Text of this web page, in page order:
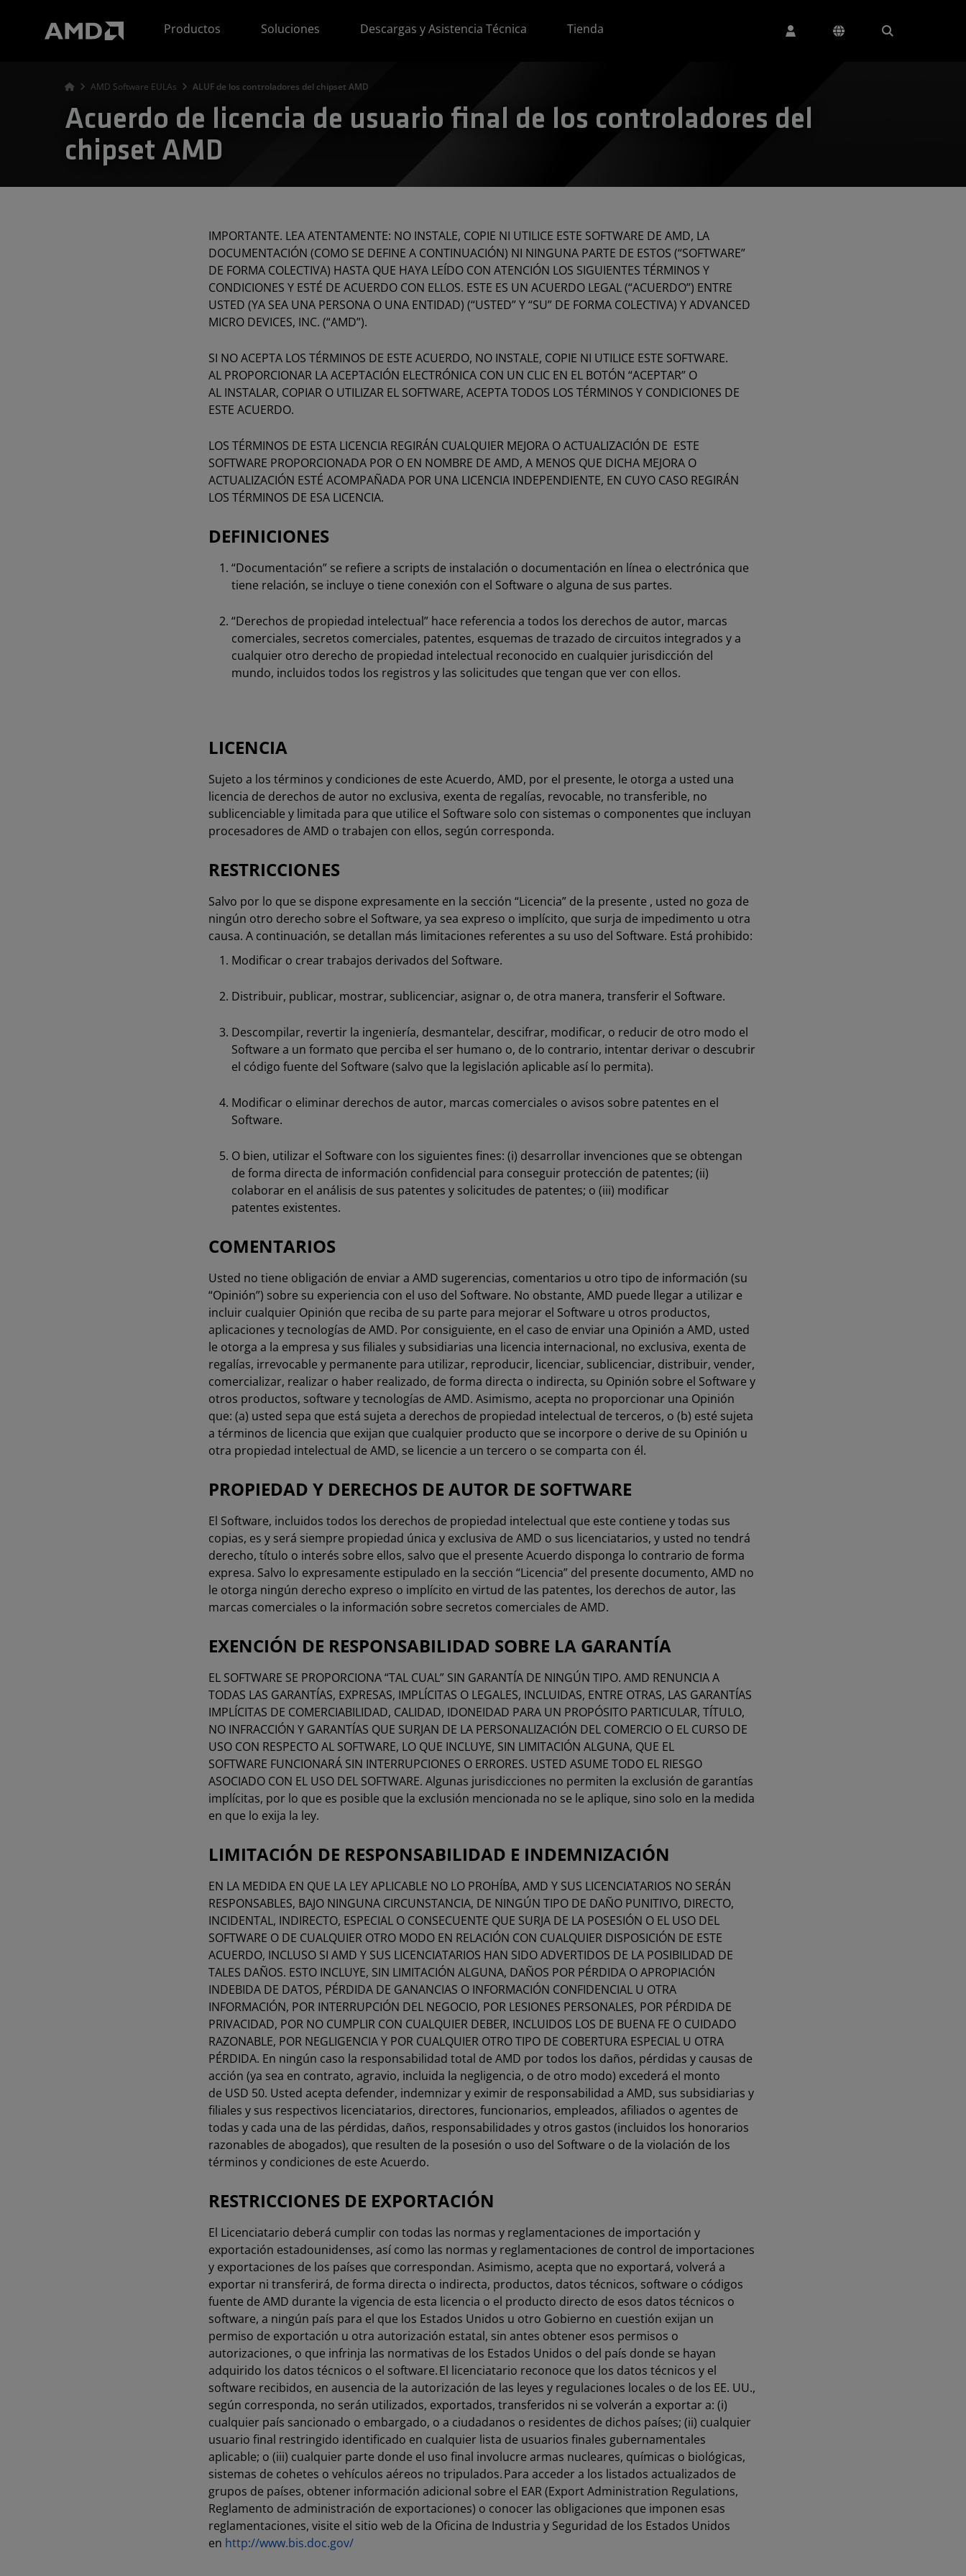
Productos
Soluciones Descargas y Asistencia Técnica Tienda
AMD Software EULAs ALUF de los controladores del chipset AMD
Acuerdo de licencia de usuario final de los controladores del
chipset AMD
IMPORTANTE. LEA ATENTAMENTE: NO INSTALE, COPIE NI UTILICE ESTE SOFTWARE DE AMD, LA
DOCUMENTACIÓN (COMO SE DEFINE A CONTINUACIÓN) NI NINGUNA PARTE DE ESTOS (“SOFTWARE”
DE FORMA COLECTIVA) HASTA QUE HAYA LEÍDO CON ATENCIÓN LOS SIGUIENTES TÉRMINOS Y
CONDICIONES Y ESTÉ DE ACUERDO CON ELLOS. ESTE ES UN ACUERDO LEGAL (“ACUERDO”) ENTRE
USTED (YA SEA UNA PERSONA O UNA ENTIDAD) (“USTED” Y “SU” DE FORMA COLECTIVA) Y ADVANCED
MICRO DEVICES, INC. (“AMD”).
SI NO ACEPTA LOS TÉRMINOS DE ESTE ACUERDO, NO INSTALE, COPIE NI UTILICE ESTE SOFTWARE.
AL PROPORCIONAR LA ACEPTACIÓN ELECTRÓNICA CON UN CLIC EN EL BOTÓN “ACEPTAR” O
AL INSTALAR, COPIAR O UTILIZAR EL SOFTWARE, ACEPTA TODOS LOS TÉRMINOS Y CONDICIONES DE
ESTE ACUERDO. ​
LOS TÉRMINOS DE ESTA LICENCIA REGIRÁN CUALQUIER MEJORA O ACTUALIZACIÓN DE ESTE
SOFTWARE PROPORCIONADA POR O EN NOMBRE DE AMD, A MENOS QUE DICHA MEJORA O
ACTUALIZACIÓN ESTÉ ACOMPAÑADA POR UNA LICENCIA INDEPENDIENTE, EN CUYO CASO REGIRÁN
LOS TÉRMINOS DE ESA LICENCIA.
DEFINICIONES
“Documentación” se refiere a scripts de instalación o documentación en línea o electrónica que
tiene relación, se incluye o tiene conexión con el Software o alguna de sus partes.
“Derechos de propiedad intelectual” hace referencia a todos los derechos de autor, marcas
comerciales, secretos comerciales, patentes, esquemas de trazado de circuitos integrados y a
cualquier otro derecho de propiedad intelectual reconocido en cualquier jurisdicción del
mundo, incluidos todos los registros y las solicitudes que tengan que ver con ellos.
LICENCIA
Sujeto a los términos y condiciones de este Acuerdo, AMD, por el presente, le otorga a usted una
licencia de derechos de autor no exclusiva, exenta de regalías, revocable, no transferible, no
sublicenciable y limitada para que utilice el Software solo con sistemas o componentes que incluyan
procesadores de AMD o trabajen con ellos, según corresponda.
RESTRICCIONES
Salvo por lo que se dispone expresamente en la sección “Licencia” de la presente , usted no goza de
ningún otro derecho sobre el Software, ya sea expreso o implícito, que surja de impedimento u otra
causa. A continuación, se detallan más limitaciones referentes a su uso del Software. Está prohibido:
Modificar o crear trabajos derivados del Software.
Distribuir, publicar, mostrar, sublicenciar, asignar o, de otra manera, transferir el Software.
Descompilar, revertir la ingeniería, desmantelar, descifrar, modificar, o reducir de otro modo el
Software a un formato que perciba el ser humano o, de lo contrario, intentar derivar o descubrir
el código fuente del Software (salvo que la legislación aplicable así lo permita).
Modificar o eliminar derechos de autor, marcas comerciales o avisos sobre patentes en el
Software.
O bien, utilizar el Software con los siguientes fines: (i) desarrollar invenciones que se obtengan
de forma directa de información confidencial para conseguir protección de patentes; (ii)
colaborar en el análisis de sus patentes y solicitudes de patentes; o (iii) modificar
patentes existentes.
COMENTARIOS
Usted no tiene obligación de enviar a AMD sugerencias, comentarios u otro tipo de información (su
“Opinión”) sobre su experiencia con el uso del Software. No obstante, AMD puede llegar a utilizar e
incluir cualquier Opinión que reciba de su parte para mejorar el Software u otros productos,
aplicaciones y tecnologías de AMD. Por consiguiente, en el caso de enviar una Opinión a AMD, usted
le otorga a la empresa y sus filiales y subsidiarias una licencia internacional, no exclusiva, exenta de
regalías, irrevocable y permanente para utilizar, reproducir, licenciar, sublicenciar, distribuir, vender,
comercializar, realizar o haber realizado, de forma directa o indirecta, su Opinión sobre el Software y
otros productos, software y tecnologías de AMD. Asimismo, acepta no proporcionar una Opinión
que: (a) usted sepa que está sujeta a derechos de propiedad intelectual de terceros, o (b) esté sujeta
a términos de licencia que exijan que cualquier producto que se incorpore o derive de su Opinión u
otra propiedad intelectual de AMD, se licencie a un tercero o se comparta con él.
PROPIEDAD Y DERECHOS DE AUTOR DE SOFTWARE
El Software, incluidos todos los derechos de propiedad intelectual que este contiene y todas sus
copias, es y será siempre propiedad única y exclusiva de AMD o sus licenciatarios, y usted no tendrá
derecho, título o interés sobre ellos, salvo que el presente Acuerdo disponga lo contrario de forma
expresa. Salvo lo expresamente estipulado en la sección “Licencia” del presente documento, AMD no
le otorga ningún derecho expreso o implícito en virtud de las patentes, los derechos de autor, las
marcas comerciales o la información sobre secretos comerciales de AMD.
EXENCIÓN DE RESPONSABILIDAD SOBRE LA GARANTÍA
EL SOFTWARE SE PROPORCIONA “TAL CUAL” SIN GARANTÍA DE NINGÚN TIPO. AMD RENUNCIA A
TODAS LAS GARANTÍAS, EXPRESAS, IMPLÍCITAS O LEGALES, INCLUIDAS, ENTRE OTRAS, LAS GARANTÍAS
IMPLÍCITAS DE COMERCIABILIDAD, CALIDAD, IDONEIDAD PARA UN PROPÓSITO PARTICULAR, TÍTULO,
NO INFRACCIÓN Y GARANTÍAS QUE SURJAN DE LA PERSONALIZACIÓN DEL COMERCIO O EL CURSO DE
USO CON RESPECTO AL SOFTWARE, LO QUE INCLUYE, SIN LIMITACIÓN ALGUNA, QUE EL
SOFTWARE FUNCIONARÁ SIN INTERRUPCIONES O ERRORES. USTED ASUME TODO EL RIESGO
ASOCIADO CON EL USO DEL SOFTWARE. Algunas jurisdicciones no permiten la exclusión de garantías
implícitas, por lo que es posible que la exclusión mencionada no se le aplique, sino solo en la medida
en que lo exija la ley.
LIMITACIÓN DE RESPONSABILIDAD E INDEMNIZACIÓN
EN LA MEDIDA EN QUE LA LEY APLICABLE NO LO PROHÍBA, AMD Y SUS LICENCIATARIOS NO SERÁN
RESPONSABLES, BAJO NINGUNA CIRCUNSTANCIA, DE NINGÚN TIPO DE DAÑO PUNITIVO, DIRECTO,
INCIDENTAL, INDIRECTO, ESPECIAL O CONSECUENTE QUE SURJA DE LA POSESIÓN O EL USO DEL
SOFTWARE O DE CUALQUIER OTRO MODO EN RELACIÓN CON CUALQUIER DISPOSICIÓN DE ESTE
ACUERDO, INCLUSO SI AMD Y SUS LICENCIATARIOS HAN SIDO ADVERTIDOS DE LA POSIBILIDAD DE
TALES DAÑOS. ESTO INCLUYE, SIN LIMITACIÓN ALGUNA, DAÑOS POR PÉRDIDA O APROPIACIÓN
INDEBIDA DE DATOS, PÉRDIDA DE GANANCIAS O INFORMACIÓN CONFIDENCIAL U OTRA
INFORMACIÓN, POR INTERRUPCIÓN DEL NEGOCIO, POR LESIONES PERSONALES, POR PÉRDIDA DE
PRIVACIDAD, POR NO CUMPLIR CON CUALQUIER DEBER, INCLUIDOS LOS DE BUENA FE O CUIDADO
RAZONABLE, POR NEGLIGENCIA Y POR CUALQUIER OTRO TIPO DE COBERTURA ESPECIAL U OTRA
PÉRDIDA. En ningún caso la responsabilidad total de AMD por todos los daños, pérdidas y causas de
acción (ya sea en contrato, agravio, incluida la negligencia, o de otro modo) excederá el monto
de USD 50. Usted acepta defender, indemnizar y eximir de responsabilidad a AMD, sus subsidiarias y
filiales y sus respectivos licenciatarios, directores, funcionarios, empleados, afiliados o agentes de
todas y cada una de las pérdidas, daños, responsabilidades y otros gastos (incluidos los honorarios
razonables de abogados), que resulten de la posesión o uso del Software o de la violación de los
términos y condiciones de este Acuerdo.
RESTRICCIONES DE EXPORTACIÓN
El Licenciatario deberá cumplir con todas las normas y reglamentaciones de importación y
exportación estadounidenses, así como las normas y reglamentaciones de control de importaciones
y exportaciones de los países que correspondan. Asimismo, acepta que no exportará, volverá a
exportar ni transferirá, de forma directa o indirecta, productos, datos técnicos, software o códigos
fuente de AMD durante la vigencia de esta licencia o el producto directo de esos datos técnicos o
software, a ningún país para el que los Estados Unidos u otro Gobierno en cuestión exijan un
permiso de exportación u otra autorización estatal, sin antes obtener esos permisos o
autorizaciones, o que infrinja las normativas de los Estados Unidos o del país donde se hayan
adquirido los datos técnicos o el software. El licenciatario reconoce que los datos técnicos y el
software recibidos, en ausencia de la autorización de las leyes y regulaciones locales o de los EE. UU.,
según corresponda, no serán utilizados, exportados, transferidos ni se volverán a exportar a: (i)
cualquier país sancionado o embargado, o a ciudadanos o residentes de dichos países; (ii) cualquier
usuario final restringido identificado en cualquier lista de usuarios finales gubernamentales
aplicable; o (iii) cualquier parte donde el uso final involucre armas nucleares, químicas o biológicas,
sistemas de cohetes o vehículos aéreos no tripulados. Para acceder a los listados actualizados de
grupos de países, obtener información adicional sobre el EAR (Export Administration Regulations,
Reglamento de administración de exportaciones) o conocer las obligaciones que imponen esas
reglamentaciones, visite el sitio web de la Oficina de Industria y Seguridad de los Estados Unidos
en http://www.bis.doc.gov/